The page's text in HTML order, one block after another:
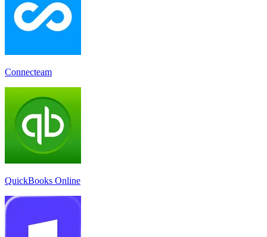
Connecteam
QuickBooks Online